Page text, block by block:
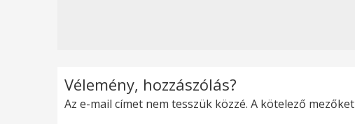
Vélemény, hozzászólás?
Az e-mail címet nem tesszük közzé. A kötelező mezőket